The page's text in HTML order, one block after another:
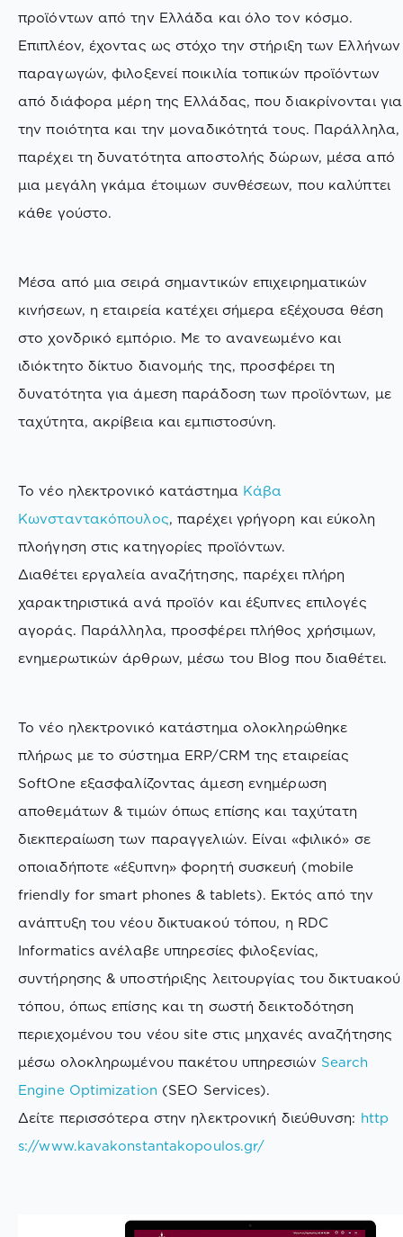
προϊόντων από την Ελλάδα και όλο τον κόσμο.
Επιπλέον, έχοντας ως στόχο την στήριξη των Ελλήνων
παραγωγών, φιλοξενεί ποικιλία τοπικών προϊόντων
από διάφορα μέρη της Ελλάδας, που διακρίνονται για
την ποιότητα και την μοναδικότητά τους. Παράλληλα,
παρέχει τη δυνατότητα αποστολής δώρων, μέσα από
μια μεγάλη γκάμα έτοιμων συνθέσεων, που καλύπτει
κάθε γούστο.
Μέσα από μια σειρά σημαντικών επιχειρηματικών
κινήσεων, η εταιρεία κατέχει σήμερα εξέχουσα θέση
στο χονδρικό εμπόριο. Με το ανανεωμένο και
ιδιόκτητο δίκτυο διανομής της, προσφέρει τη
δυνατότητα για άμεση παράδοση των προϊόντων, με
ταχύτητα, ακρίβεια και εμπιστοσύνη.
Το νέο ηλεκτρονικό κατάστημα Κάβα
Κωνσταντακόπουλος, παρέχει γρήγορη και εύκολη
πλοήγηση στις κατηγορίες προϊόντων.
Διαθέτει εργαλεία αναζήτησης, παρέχει πλήρη
χαρακτηριστικά ανά προϊόν και έξυπνες επιλογές
αγοράς. Παράλληλα, προσφέρει πλήθος χρήσιμων,
ενημερωτικών άρθρων, μέσω του Blog που διαθέτει.
Το νέο ηλεκτρονικό κατάστημα ολοκληρώθηκε
πλήρως με το σύστημα ERP/CRM της εταιρείας
SoftOne εξασφαλίζοντας άμεση ενημέρωση
αποθεμάτων & τιμών όπως επίσης και ταχύτατη
διεκπεραίωση των παραγγελιών. Είναι «φιλικό» σε
οποιαδήποτε «έξυπνη» φορητή συσκευή (mobile
friendly for smart phones & tablets). Εκτός από την
ανάπτυξη του νέου δικτυακού τόπου, η RDC
Informatics ανέλαβε υπηρεσίες φιλοξενίας,
συντήρησης & υποστήριξης λειτουργίας του δικτυακού
τόπου, όπως επίσης και τη σωστή δεικτοδότηση
περιεχομένου του νέου site στις μηχανές αναζήτησης
μέσω ολοκληρωμένου πακέτου υπηρεσιών Search
Engine Optimization (SEO Services).
Δείτε περισσότερα στην ηλεκτρονική διεύθυνση: http
s://www.kavakonstantakopoulos.gr/